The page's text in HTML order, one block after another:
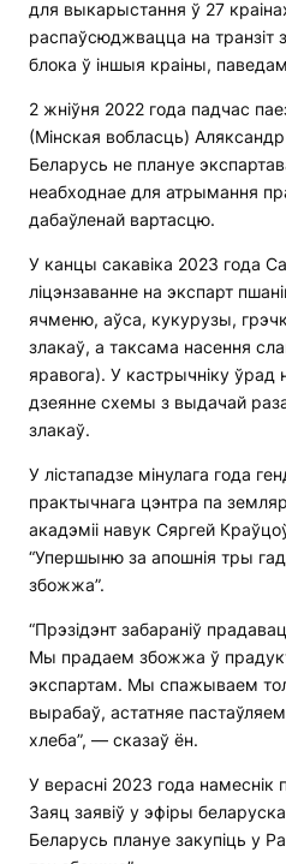
для выкарыстання ў 27
распаўсюджвацца на
блока ў іншыя краіны,
2 жніўня 2022 года падчас
(Мінская вобласць)
Беларусь не плануе
неабходнае для атрымання
дабаўленай вартасцю.
У канцы сакавіка 2023 года
ліцэнзаванне на экспарт
ячменю, аўса, кукурузы,
злакаў, а таксама насення
яравога). У кастрычніку
дзеянне схемы з выдачай
злакаў.
У лістападзе мінулага года
практычнага цэнтра па
акадэміі навук Сяргей
“Упершыню за апошнія тры
збожжа”.
“Прэзідэнт забараніў
Мы прадаем збожжа ў
экспартам. Мы спажываем
вырабаў, астатняе
хлеба”, — сказаў ён.
У верасні 2023 года намеснік
Заяц заявіў у эфіры
Беларусь плануе закупіць у